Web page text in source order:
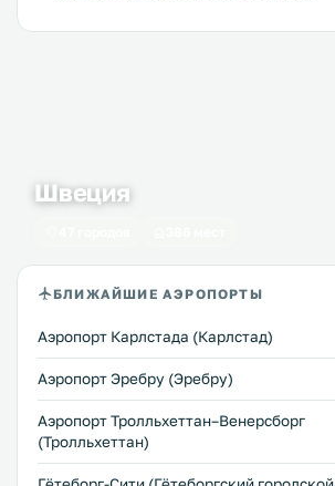
Швеция
БЛИЖАЙШИЕ АЭРОПОРТЫ
Аэропорт Карлстада (Карлстад)
Аэропорт Эребру (Эребру)
Аэропорт Тролльхеттан–Венерсборг
(Тролльхеттан)